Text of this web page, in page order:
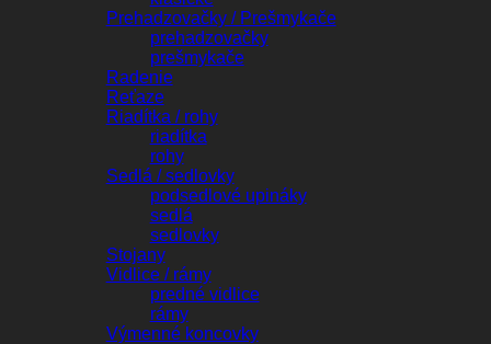
Prehadzovačky / Prešmykače
prehadzovačky
prešmykače
Radenie
Reťaze
Riadítka / rohy
riadítka
rohy
Sedlá / sedlovky
podsedlové upináky
sedlá
sedlovky
Stojany
Vidlice / rámy
predné vidlice
rámy
Výmenné koncovky